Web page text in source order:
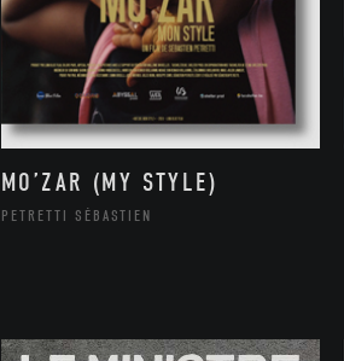
MO’ZAR (MY STYLE)
PETRETTI SÉBASTIEN